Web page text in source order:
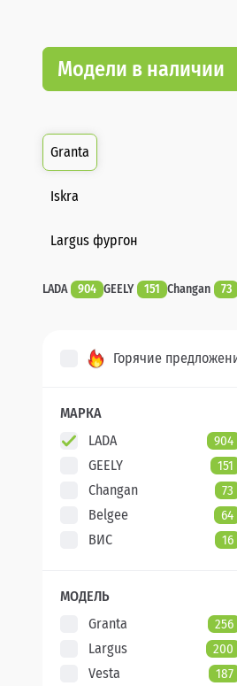
Модели в наличии
Granta
Iskra
Largus фургон
LADA 904 GEELY 151 Changan 73
Горячие
МАРКА
LADA
904
GEELY 151
Changan 73
Belgee 64
ВИС 16
XCITE
МОДЕЛЬ
Granta
256
Largus 200
Vesta 187